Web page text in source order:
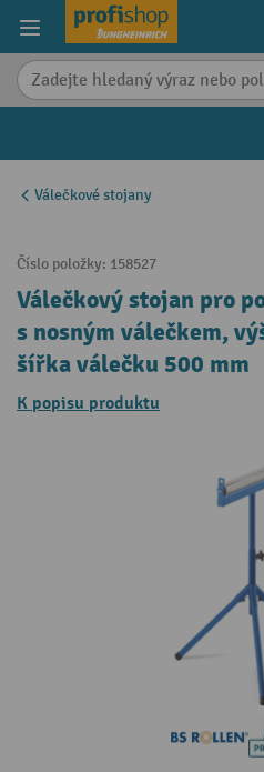
content
Válečkové stojany
Číslo položky: 158527
Válečkový stojan pro
s nosným válečkem,
šířka válečku 500 mm
K popisu produktu